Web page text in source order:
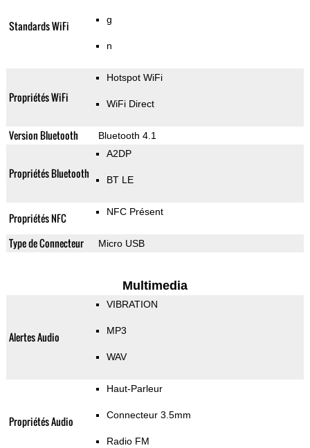
Standards WiFi g
n
Propriétés WiFi
Hotspot WiFi
WiFi Direct
Version Bluetooth Bluetooth 4.1
Propriétés Bluetooth
A2DP
BT LE
Propriétés NFC NFC Présent
Type de Connecteur Micro USB
Multimedia
Alertes Audio
VIBRATION
MP3
WAV
Propriétés Audio
Haut-Parleur
Connecteur 3.5mm
Radio FM